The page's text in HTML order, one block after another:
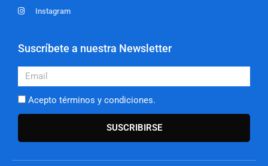
Instagram
Suscríbete a nuestra Newsletter
Email
Acepto términos y condiciones.
SUSCRIBIRSE